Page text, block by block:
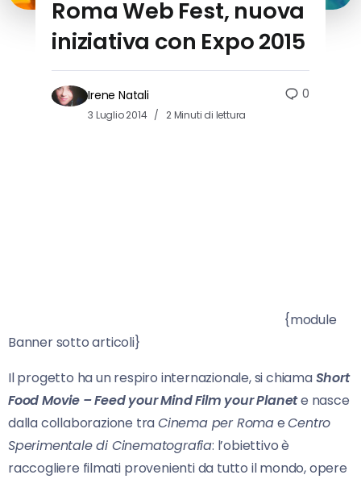
Roma Web Fest, nuova
iniziativa con Expo 2015
Irene Natali
3 Luglio 2014 2 Minuti di lettura
0
{module
Banner sotto articoli}
Il progetto ha un respiro internazionale, si chiamaShort
Food Movie – Feed your Mind Film your Planete nasce
dalla collaborazione traCinema per RomaeCentro
Sperimentale di Cinematografia: l’obiettivo è
raccogliere filmati provenienti da tutto il mondo, opere